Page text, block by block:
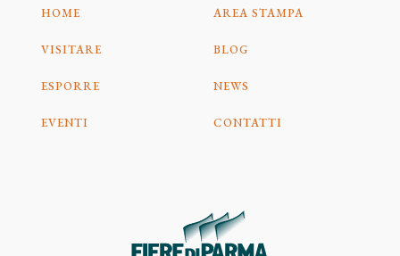
HOME
VISITARE
ESPORRE
EVENTI
AREA STAMPA
BLOG
NEWS
CONTATTI